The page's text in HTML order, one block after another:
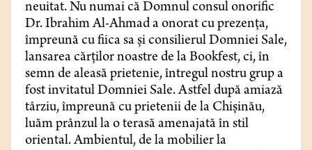
neuitat. Nu numai că Domnul consul onorific
Dr. Ibrahim Al-Ahmad a onorat cu prezența,
împreună cu fiica sa și consilierul Domniei Sale,
lansarea cărților noastre de la Bookfest, ci, în
semn de aleasă prietenie, întregul nostru grup a
fost invitatul Domniei Sale. Astfel după amiază
târziu, împreună cu prietenii de la Chișinău,
luăm prânzul la o terasă amenajată în stil
oriental. Ambientul, de la mobilier la